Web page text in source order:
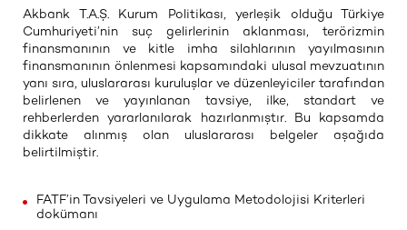
​Akbank T.A.Ş. Kurum Politikası, yerleşik olduğu Türkiye
Cumhuriyeti’nin suç gelirlerinin aklanması, terörizmin
finansmanının ve kitle imha silahlarının yayılmasının
finansmanının önlenmesi kapsamındaki ulusal mevzuatının
yanı sıra, uluslararası kuruluşlar ve düzenleyiciler tarafından
belirlenen ve yayınlanan tavsiye, ilke, standart ve
rehberlerden yararlanılarak hazırlanmıştır. Bu kapsamda
dikkate alınmış olan uluslararası belgeler aşağıda
belirtilmiştir.
FATF’in Tavsiyeleri ve Uygulama Metodolojisi Kriterleri
dokümanı